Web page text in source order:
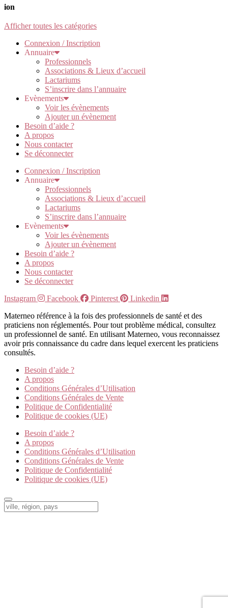
ion
Afficher toutes les catégories
Connexion / Inscription
Annuaire
Professionnels
Associations & Lieux d’accueil
Lactariums
S’inscrire dans l’annuaire
Evènements
Voir les évènements
Ajouter un évènement
Besoin d’aide ?
A propos
Nous contacter
Se déconnecter
Connexion / Inscription
Annuaire
Professionnels
Associations & Lieux d’accueil
Lactariums
S’inscrire dans l’annuaire
Evènements
Voir les évènements
Ajouter un évènement
Besoin d’aide ?
A propos
Nous contacter
Se déconnecter
Instagram
Facebook Pinterest
Linkedin
Materneo référence à la fois des professionnels de santé et des
praticiens non réglementés. Pour tout problème médical, consultez
un professionnel de santé. En utilisant Materneo, vous reconnaissez
avoir pris connaissance du cadre dans lequel exercent les praticiens
consultés.
Besoin d’aide ?
A propos
Conditions Générales d’Utilisation
Conditions Générales de Vente
Politique de Confidentialité
Politique de cookies (UE)
Besoin d’aide ?
A propos
Conditions Générales d’Utilisation
Conditions Générales de Vente
Politique de Confidentialité
Politique de cookies (UE)